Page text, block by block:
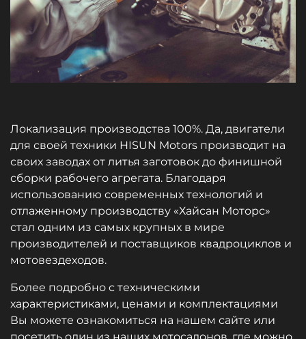
Локализация производства 100%. Да, двигатели
для своей техники HISUN Motors производит на
своих заводах от литья заготовок до финишной
сборки рабочего агрегата. Благодаря
использованию современных технологий и
отлаженному производству «Хайсан Моторс»
стал одним из самых крупных в мире
производителей и поставщиков квадроциклов и
мотовездеходов.
Более подробно с техническими
характеристиками, ценами и комплектациями
Вы можете ознакомиться на нашем сайте или